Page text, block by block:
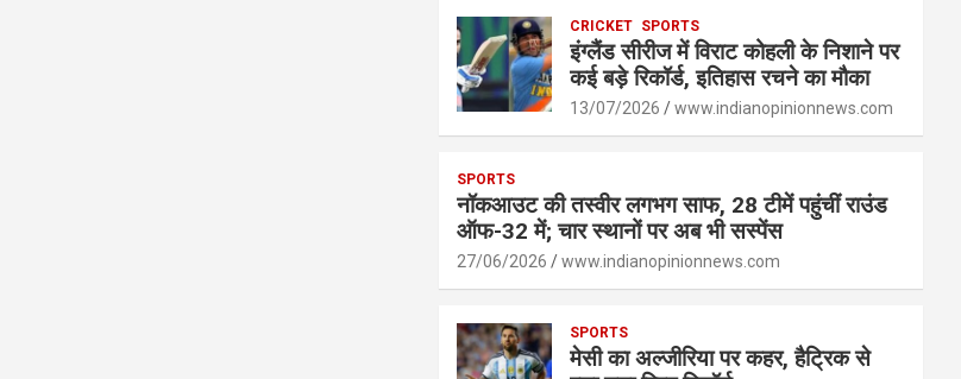
CRICKET SPORTS
इंग्लैंड सीरीज में विराट कोहली के निशाने पर
कई बड़े रिकॉर्ड, इतिहास रचने का मौका
13/07/2026 www.indianopinionnews.com
SPORTS
नॉकआउट की तस्वीर लगभग साफ, 28 टीमें पहुंचीं राउंड
ऑफ-32 में; चार स्थानों पर अब भी सस्पेंस
27/06/2026 www.indianopinionnews.com
SPORTS
मेसी का अल्जीरिया पर कहर, हैट्रिक से